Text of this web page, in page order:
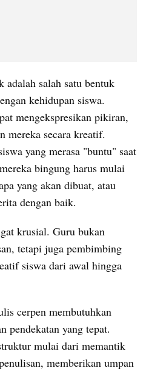
adalah salah satu bentuk
kehidupan siswa.
mengekspresikan pikiran,
mereka secara kreatif.
yang merasa "buntu" saat
bingung harus mulai
yang akan dibuat, atau
dengan baik.
krusial. Guru bukan
tetapi juga pembimbing
siswa dari awal hingga
cerpen membutuhkan
pendekatan yang tepat.
mulai dari memantik
memberikan umpan